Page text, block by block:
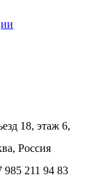
18, этаж 6,
Россия
211 94 83